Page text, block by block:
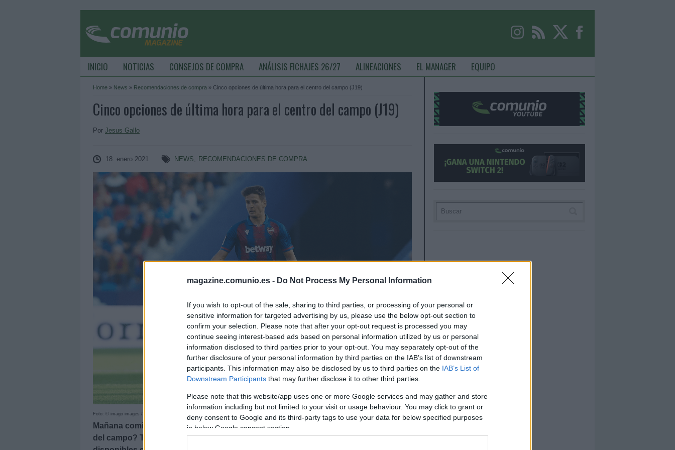
magazine.comunio.es - Do Not Process My Personal Information
If you wish to opt-out of the sale, sharing to third parties, or processing of your personal or
sensitive information for targeted advertising by us, please use the below opt-out section to
confirm your selection. Please note that after your opt-out request is processed you may
continue seeing interest-based ads based on personal information utilized by us or personal
information disclosed to third parties prior to your opt-out. You may separately opt-out of the
further disclosure of your personal information by third parties on the IAB’s list of downstream
participants. This information may also be disclosed by us to third parties on the IAB’s List of
Downstream Participants that may further disclose it to other third parties.
Please note that this website/app uses one or more Google services and may gather and store
information including but not limited to your visit or usage behaviour. You may click to grant or
deny consent to Google and its third-party tags to use your data for below specified purposes
in below Google consent section.
INICIO NOTICIAS CONSEJOS DE COMPRA ANÁLISIS FICHAJES 26/27 ALINEACIONES EL MANAGER EQUIPO
Home » News » Recomendaciones de compra » Cinco opciones de última hora para el centro del campo (J19)
Cinco opciones de última hora para el centro del campo (J19)
Por Jesus Gallo
18. enero 2021 NEWS, RECOMENDACIONES DE COMPRA
Foto: © imago images / ZUMA Wire
Mañana comienza la jornada 19. ¿Buscando refuerzos de última hora para el centro
del campo? Te dejamos cinco opciones por las que puedes apostar si están